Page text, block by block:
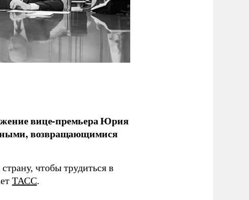
вице-премьера Юрия
возвращающимися
чтобы трудиться в
ТАСС.